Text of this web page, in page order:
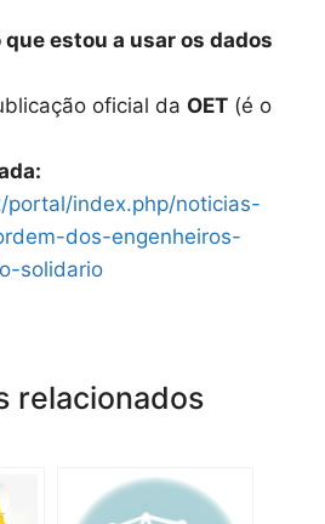
estou a usar os dados
oficial da OET (é o
index.php/noticias-
dos-engenheiros-
solidario
relacionados